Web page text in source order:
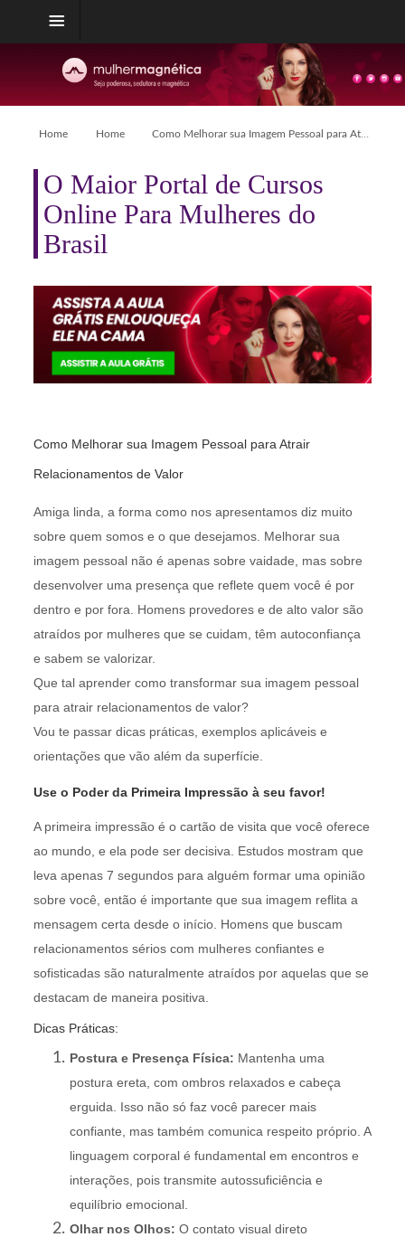
Home Home Como Melhorar sua Imagem Pessoal para Atrair Relacionamentos de Valor
O Maior Portal de Cursos
Online Para Mulheres do
Brasil
Como Melhorar sua Imagem Pessoal para Atrair
Relacionamentos de Valor
Amiga linda, a forma como nos apresentamos diz muito
sobre quem somos e o que desejamos. Melhorar sua
imagem pessoal não é apenas sobre vaidade, mas sobre
desenvolver uma presença que reflete quem você é por
dentro e por fora. Homens provedores e de alto valor são
atraídos por mulheres que se cuidam, têm autoconfiança
e sabem se valorizar.
Que tal aprender como transformar sua imagem pessoal
para atrair relacionamentos de valor?
Vou te passar dicas práticas, exemplos aplicáveis e
orientações que vão além da superfície.
Use o Poder da Primeira Impressão à seu favor!
A primeira impressão é o cartão de visita que você oferece
ao mundo, e ela pode ser decisiva. Estudos mostram que
leva apenas 7 segundos para alguém formar uma opinião
sobre você, então é importante que sua imagem reflita a
mensagem certa desde o início. Homens que buscam
relacionamentos sérios com mulheres confiantes e
sofisticadas são naturalmente atraídos por aquelas que se
destacam de maneira positiva.
Dicas Práticas:
Postura e Presença Física: Mantenha uma
postura ereta, com ombros relaxados e cabeça
erguida. Isso não só faz você parecer mais
confiante, mas também comunica respeito próprio. A
linguagem corporal é fundamental em encontros e
interações, pois transmite autossuficiência e
equilíbrio emocional.
Olhar nos Olhos: O contato visual direto